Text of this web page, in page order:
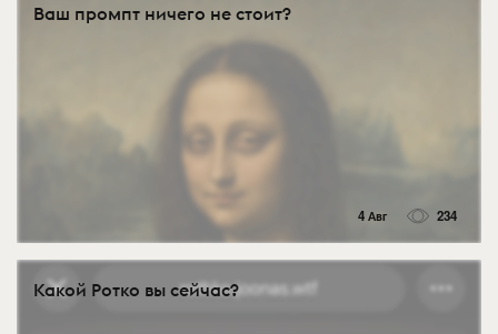
Ваш промпт ничего не стоит?
4 Авг 234
Какой Ротко вы сейчас?